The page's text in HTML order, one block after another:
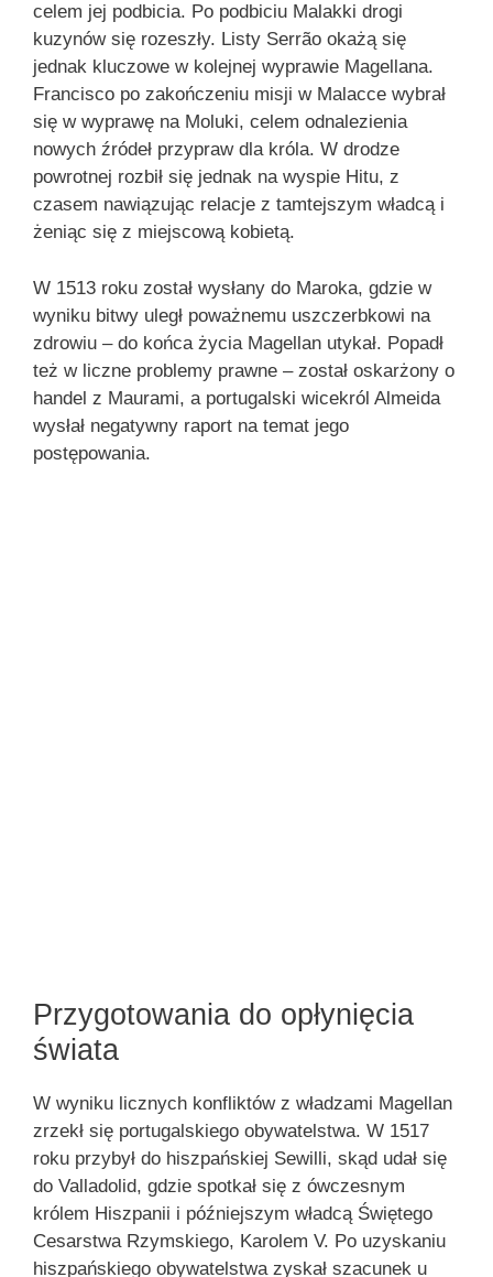
celem jej podbicia. Po podbiciu Malakki drogi
kuzynów się rozeszły. Listy Serrão okażą się
jednak kluczowe w kolejnej wyprawie Magellana.
Francisco po zakończeniu misji w Malacce wybrał
się w wyprawę na Moluki, celem odnalezienia
nowych źródeł przypraw dla króla. W drodze
powrotnej rozbił się jednak na wyspie Hitu, z
czasem nawiązując relacje z tamtejszym władcą i
żeniąc się z miejscową kobietą.
W 1513 roku został wysłany do Maroka, gdzie w
wyniku bitwy uległ poważnemu uszczerbkowi na
zdrowiu – do końca życia Magellan utykał. Popadł
też w liczne problemy prawne – został oskarżony o
handel z Maurami, a portugalski wicekról Almeida
wysłał negatywny raport na temat jego
postępowania.
Przygotowania do opłynięcia
świata
W wyniku licznych konfliktów z władzami Magellan
zrzekł się portugalskiego obywatelstwa. W 1517
roku przybył do hiszpańskiej Sewilli, skąd udał się
do Valladolid, gdzie spotkał się z ówczesnym
królem Hiszpanii i późniejszym władcą Świętego
Cesarstwa Rzymskiego, Karolem V. Po uzyskaniu
hiszpańskiego obywatelstwa zyskał szacunek u